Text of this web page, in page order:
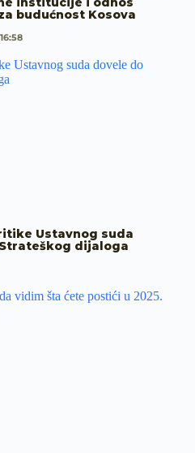
budućnost Kosova
Ustavnog suda
dijaloga